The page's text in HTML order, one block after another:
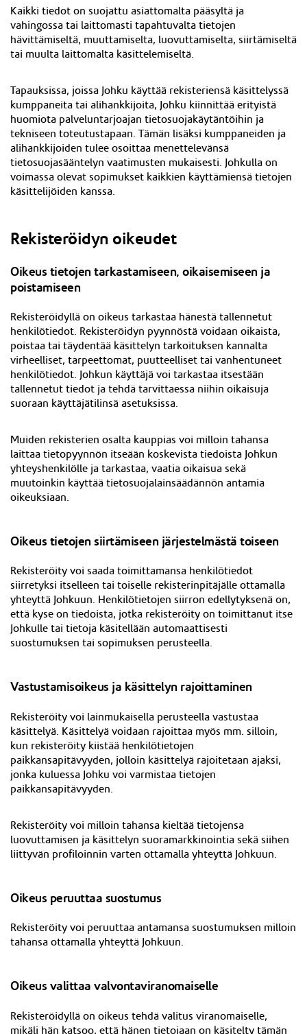
Kaikki tiedot on suojattu asiattomalta pääsyltä ja
vahingossa tai laittomasti tapahtuvalta tietojen
hävittämiseltä, muuttamiselta, luovuttamiselta, siirtämiseltä
tai muulta laittomalta käsittelemiseltä.
Tapauksissa, joissa Johku käyttää rekisteriensä käsittelyssä
kumppaneita tai alihankkijoita, Johku kiinnittää erityistä
huomiota palveluntarjoajan tietosuojakäytäntöihin ja
tekniseen toteutustapaan. Tämän lisäksi kumppaneiden ja
alihankkijoiden tulee osoittaa menettelevänsä
tietosuojasääntelyn vaatimusten mukaisesti. Johkulla on
voimassa olevat sopimukset kaikkien käyttämiensä tietojen
käsittelijöiden kanssa.
Rekisteröidyn oikeudet
Oikeus tietojen tarkastamiseen, oikaisemiseen ja
poistamiseen
Rekisteröidyllä on oikeus tarkastaa hänestä tallennetut
henkilötiedot. Rekisteröidyn pyynnöstä voidaan oikaista,
poistaa tai täydentää käsittelyn tarkoituksen kannalta
virheelliset, tarpeettomat, puutteelliset tai vanhentuneet
henkilötiedot. Johkun käyttäjä voi tarkastaa itsestään
tallennetut tiedot ja tehdä tarvittaessa niihin oikaisuja
suoraan käyttäjätilinsä asetuksissa.
Muiden rekisterien osalta kauppias voi milloin tahansa
laittaa tietopyynnön itseään koskevista tiedoista Johkun
yhteyshenkilölle ja tarkastaa, vaatia oikaisua sekä
muutoinkin käyttää tietosuojalainsäädännön antamia
oikeuksiaan.
Oikeus tietojen siirtämiseen järjestelmästä toiseen
Rekisteröity voi saada toimittamansa henkilötiedot
siirretyksi itselleen tai toiselle rekisterinpitäjälle ottamalla
yhteyttä Johkuun. Henkilötietojen siirron edellytyksenä on,
että kyse on tiedoista, jotka rekisteröity on toimittanut itse
Johkulle tai tietoja käsitellään automaattisesti
suostumuksen tai sopimuksen perusteella.
Vastustamisoikeus ja käsittelyn rajoittaminen
Rekisteröity voi lainmukaisella perusteella vastustaa
käsittelyä. Käsittelyä voidaan rajoittaa myös mm. silloin,
kun rekisteröity kiistää henkilötietojen
paikkansapitävyyden, jolloin käsittelyä rajoitetaan ajaksi,
jonka kuluessa Johku voi varmistaa tietojen
paikkansapitävyyden.
Rekisteröity voi milloin tahansa kieltää tietojensa
luovuttamisen ja käsittelyn suoramarkkinointia sekä siihen
liittyvän profiloinnin varten ottamalla yhteyttä Johkuun.
Oikeus peruuttaa suostumus
Rekisteröity voi peruuttaa antamansa suostumuksen milloin
tahansa ottamalla yhteyttä Johkuun.
Oikeus valittaa valvontaviranomaiselle
Rekisteröidyllä on oikeus tehdä valitus viranomaiselle,
mikäli hän katsoo, että hänen tietojaan on käsitelty tämän